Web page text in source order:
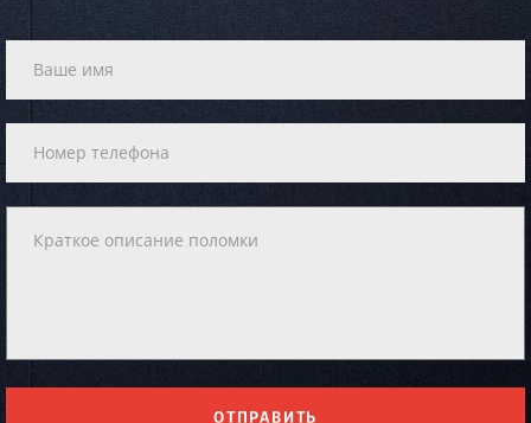
ОТПРАВИТЬ